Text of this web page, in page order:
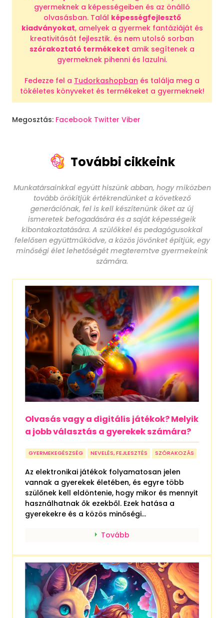
gyermeknek a képességeiben és az önálló
olvasásban. Talál képességfejlesztő
kiadványokat, amelyek a gyermek fantáziáját és
kreativitását fejlesztik. és nem utolsó sorban
szórakoztató termékeket amik segítenek a
gyermeknek pihenni és lazulni.
Fedezze fel a Tudorkashopban és találja meg a
tökéletes könyveket és termékeket a gyermeknek!
Megosztás: Facebook Twitter Viber
További cikkeink
Munkatársainkkal együtt hiszünk abban, hogy miközben
tovább örökítjük értékrendünket a következő
generációnak, fel is kell készítenünk őket az új
ismeretek befogadására és a saját képességeik
kibontakoztatására. A szülőkkel és pedagógusokkal
felelősen együttműködve, a közös jövőnket építjük, egy
minőségi élet lehetőségét megteremtve gyermekeink
számára.
Olvasás vagy a digitális játékok? Melyik
a jobb választás a gyerekek számára?
GYERMEKEGÉSZSÉG NEVELÉS, FEJLESZTÉS SZÓRAKOZÁS
Az elektronikai játékok folyamatosan jelen
vannak a gyerekek életében, és egyre több
szülőnek kell eldöntenie, hogy mikor és mennyit
használhatnak ők ezekből. Ezek hatása a
gyerekekre és a közös minőségi...
Tovább